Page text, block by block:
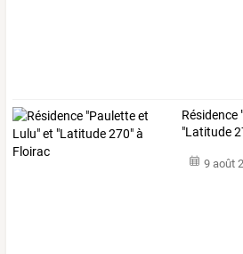
Résidence
"Latitude
9 août